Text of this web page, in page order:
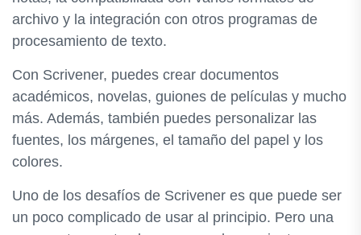
archivo y la integración con otros programas de
procesamiento de texto.
Con Scrivener, puedes crear documentos
académicos, novelas, guiones de películas y mucho
más. Además, también puedes personalizar las
fuentes, los márgenes, el tamaño del papel y los
colores.
Uno de los desafíos de Scrivener es que puede ser
un poco complicado de usar al principio. Pero una